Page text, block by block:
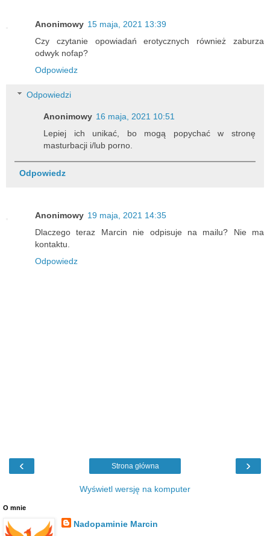
Anonimowy 15 maja, 2021 13:39
Czy czytanie opowiadań erotycznych również zaburza
odwyk nofap?
Odpowiedz
Odpowiedzi
Anonimowy 16 maja, 2021 10:51
Lepiej ich unikać, bo mogą popychać w stronę
masturbacji i/lub porno.
Odpowiedz
Anonimowy 19 maja, 2021 14:35
Dlaczego teraz Marcin nie odpisuje na mailu? Nie ma
kontaktu.
Odpowiedz
‹ ›
Strona główna
Wyświetl wersję na komputer
O mnie
Nadopaminie Marcin